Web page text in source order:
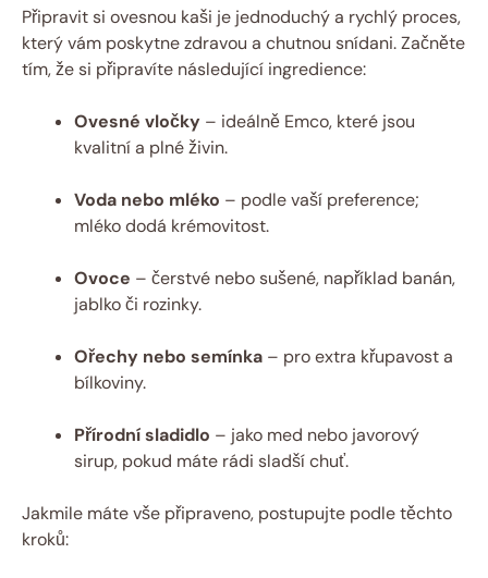
Připravit si ovesnou kaši je jednoduchý a rychlý proces,
který vám poskytne zdravou a chutnou snídani. Začněte
tím, že si připravíte následující ingredience:
Ovesné vločky – ideálně Emco, které jsou
kvalitní a plné živin.
Voda nebo mléko – podle vaší preference;
mléko dodá krémovitost.
Ovoce – čerstvé nebo sušené, například banán,
jablko či rozinky.
Ořechy nebo semínka – pro extra křupavost a
bílkoviny.
Přírodní sladidlo – jako med nebo javorový
sirup, pokud máte rádi sladší chuť.
Jakmile máte vše připraveno, postupujte podle těchto
kroků: